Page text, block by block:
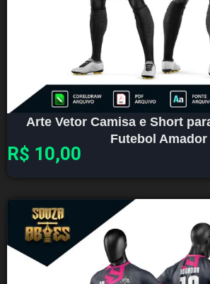
Arte Vetor Camisa e Short
Futebol Amador
R$ 10,00